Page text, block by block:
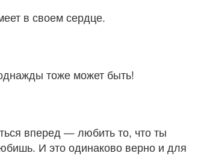
в своем сердце.
тоже может быть!
вперед — любить то, что ты
И это одинаково верно и для